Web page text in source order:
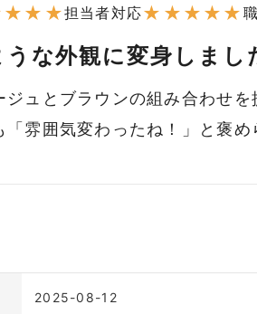
★ ★ ★担当者対応★ ★ ★ ★ ★
な外観に変身しまし
ジュとブラウンの組み合わせ
「雰囲気変わったね！」と褒
2025-08-12